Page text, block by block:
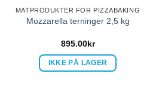
MATPRODUKTER FOR PIZZABAKING
Mozzarella terninger 2,5 kg
895.00kr
IKKE PÅ LAGER